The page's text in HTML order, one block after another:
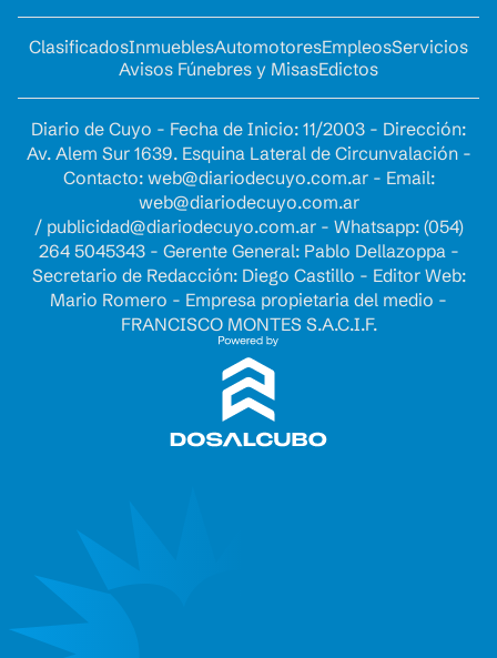
ClasificadosInmueblesAutomotoresEmpleosServicios
Avisos Fúnebres y MisasEdictos
Diario de Cuyo - Fecha de Inicio: 11/2003 - Dirección:
Av. Alem Sur 1639. Esquina Lateral de Circunvalación -
Contacto: web@diariodecuyo.com.ar- Email:
web@diariodecuyo.com.ar
/ publicidad@diariodecuyo.com.ar- Whatsapp: (054)
264 5045343 - Gerente General: Pablo Dellazoppa -
Secretario de Redacción: Diego Castillo - Editor Web:
Mario Romero - Empresa propietaria del medio -
FRANCISCO MONTES S.A.C.I.F.